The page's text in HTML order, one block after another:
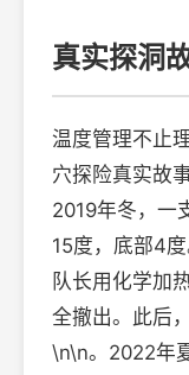
真实探洞
温度管理不止
穴探险真实故
2019年冬，一
15度，底部4
队长用化学加
全撤出。此后
\n\n。2022年